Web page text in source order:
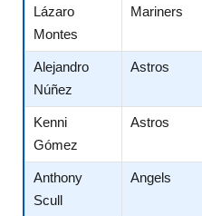
Lázaro
Montes
Mariners
Alejandro
Núñez
Astros
Kenni
Gómez
Astros
Anthony
Scull
Angels